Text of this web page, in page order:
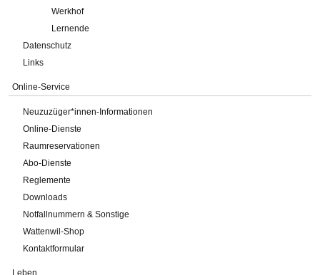
Werkhof
Lernende
Datenschutz
Links
Online-Service
Neuzuzüger*innen-Informationen
Online-Dienste
Raumreservationen
Abo-Dienste
Reglemente
Downloads
Notfallnummern & Sonstige
Wattenwil-Shop
Kontaktformular
Leben